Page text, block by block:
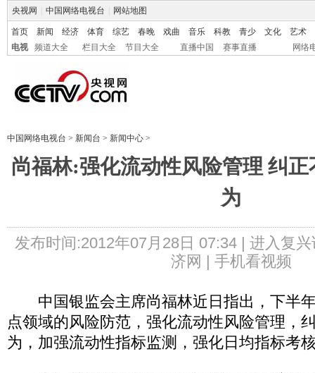
央视网 中国网络电视台 网站地图
首页 新闻 经济 体育 综艺 春晚 戏曲 音乐 科教 青少 文化
艺术
电视
频道大全 栏目大全 节目大全 直播中国 赛事直播 网络
中国网络电视台 > 新闻台 > 新闻中心 >
尚福林:强化流动性风险管理 纠
为
发布时间:2012年07月28日 07:34 | 进入复兴
济网 | 手机看视频
中国银监会主席尚福林近日指出，下半
点领域的风险防范，强化流动性风险管理，
为，加强流动性指标监测，强化日均指标考